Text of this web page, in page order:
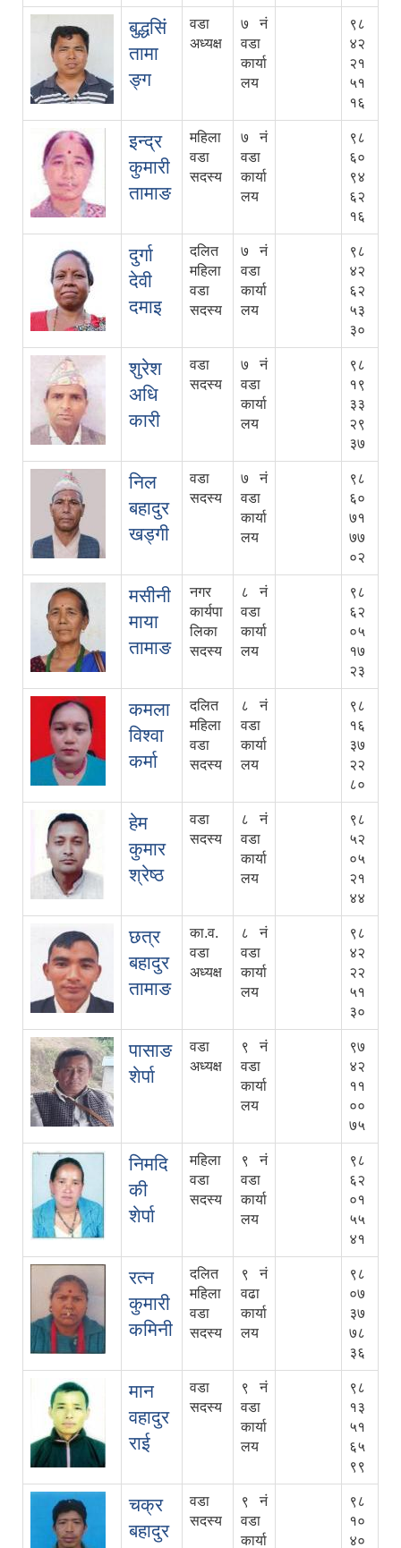
बुद्धसिं
तामा
ङ्ग
वडा
अध्यक्ष
७ नं
वडा
कार्या
लय
९८
४२
२१
५१
१६
इन्द्र
कुमारी
तामाङ
महिला
वडा
सदस्य
७ नं
वडा
कार्या
लय
९८
६०
९४
६२
१६
दुर्गा
देवी
दमाइ
दलित
महिला
वडा
सदस्य
७ नं
वडा
कार्या
लय
९८
४२
६२
५३
३०
शुरेश
अधि
कारी
वडा
सदस्य
७ नं
वडा
कार्या
लय
९८
१९
३३
२९
३७
निल
बहादुर
खड्गी
वडा
सदस्य
७ नं
वडा
कार्या
लय
९८
६०
७१
७७
०२
मसीनी
माया
तामाङ
नगर
कार्यपा
लिका
सदस्य
८ नं
वडा
कार्या
लय
९८
६२
०५
१७
२३
कमला
विश्वा
कर्मा
दलित
महिला
वडा
सदस्य
८ नं
वडा
कार्या
लय
९८
१६
३७
२२
८०
हेम
कुमार
श्रेष्ठ
वडा
सदस्य
८ नं
वडा
कार्या
लय
९८
५२
०५
२१
४४
छत्र
बहादुर
तामाङ
का.व.
वडा
अध्यक्ष
८ नं
वडा
कार्या
लय
९८
४२
२२
५१
३०
पासाङ
शेर्पा
वडा
अध्यक्ष
९ नं
वडा
कार्या
लय
९७
४२
११
००
७५
निमदि
की
शेर्पा
महिला
वडा
सदस्य
९ नं
वडा
कार्या
लय
९८
६२
०१
५५
४१
रत्न
कुमारी
कमिनी
दलित
महिला
वडा
सदस्य
९ नं
वढा
कार्या
लय
९८
०७
३७
७८
३६
मान
वहादुर
राई
वडा
सदस्य
९ नं
वडा
कार्या
लय
९८
१३
५१
६५
९९
चक्र
बहादुर
वडा
सदस्य
९ नं
वडा
कार्या
९८
१०
४०